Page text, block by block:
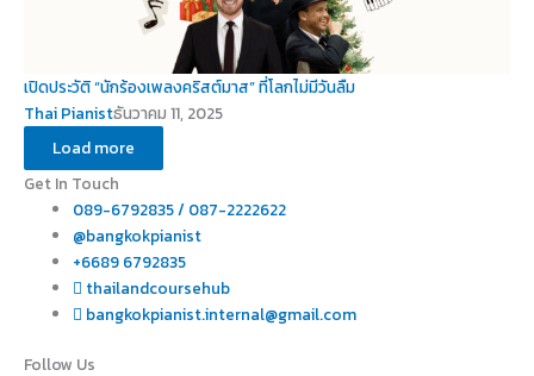
เปิดประวัติ “นักร้องเพลงคริสต์มาส” ที่โลกไม่มีวันลืม
Thai Pianistธันวาคม 11, 2025
Load more
Get In Touch
089-6792835 / 087-2222622
@bangkokpianist
+6689 6792835
thailandcoursehub
bangkokpianist.internal@gmail.com
Follow Us